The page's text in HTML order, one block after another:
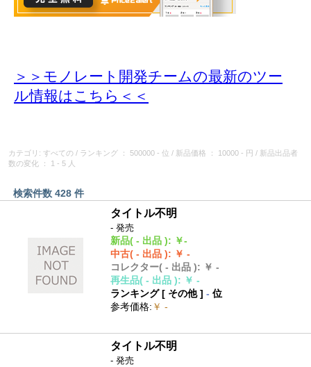
＞＞モノレート開発チームの最新のツー
ル情報はこちら＜＜
カテゴリ: すべての / ランキング ： 500000 - 位 / 新品価格 ： 10000 - 円 / 新品出品者
数の変化
： 1 - 5 人
検索件数 428 件
タイトル不明
- 発売
新品( - 出品 ): ￥-
中古( - 出品 ): ￥ -
コレクター( - 出品 ): ￥ -
再生品( - 出品 ): ￥ -
ランキング [ その他]- 位
参考価格: ￥ -
タイトル不明
- 発売